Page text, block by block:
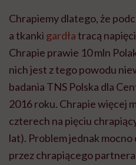
Chrapiemy dlatego, że
a tkanki gardłatracą
Chrapie prawie 10 mln
nich jest z tego powodu
badania TNS Polska dla
2016 roku. Chrapie więcej
czterech na pięciu
lat). Problem jednak
przez chrapiącego